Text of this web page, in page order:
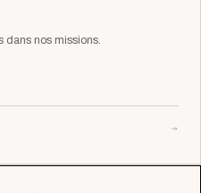
dans nos missions.
→